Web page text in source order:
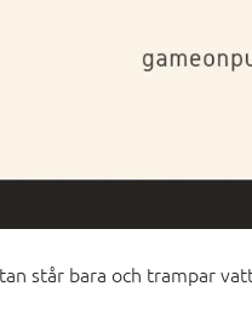
står bara och trampar